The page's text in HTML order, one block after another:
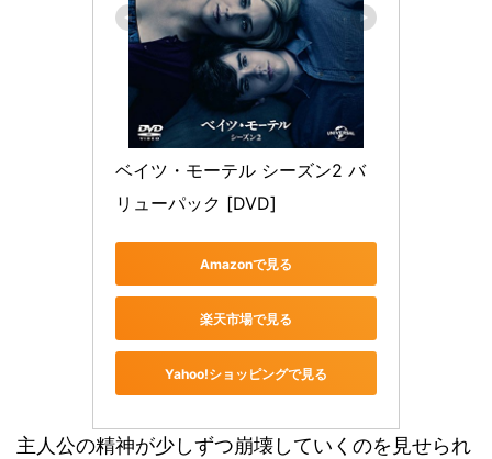
ベイツ・モーテル シーズン2 バ
リューパック [DVD]
Amazonで見る
楽天市場で見る
Yahoo!ショッピングで見る
主人公の精神が少しずつ崩壊していくのを見せられ